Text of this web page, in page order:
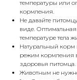
температуры или
кормления.
Не давайте
виде.
температуре тела
Натуральный корм
режим кормления в
здоровья питомца.
Животным не